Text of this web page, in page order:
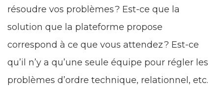
résoudre vos problèmes ? Est-ce que la
solution que la plateforme propose
correspond à ce que vous attendez ? Est-ce
qu’il n’y a qu’une seule équipe pour régler les
problèmes d’ordre technique, relationnel, etc.